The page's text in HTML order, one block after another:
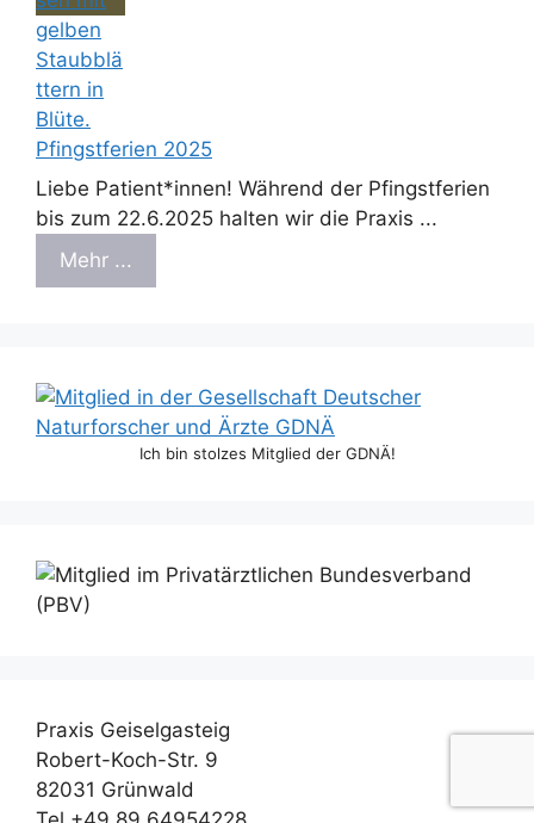
Pfingstferien 2025
Liebe Patient*innen! Während der Pfingstferien
bis zum 22.6.2025 halten wir die Praxis ...
Mehr ...
Ich bin stolzes Mitglied der GDNÄ!
Praxis Geiselgasteig
Robert-Koch-Str. 9
82031 Grünwald